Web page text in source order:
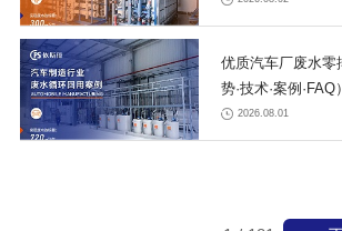
优质汽车厂废水零
势·技术·案例·FAQ）
2026.08.01